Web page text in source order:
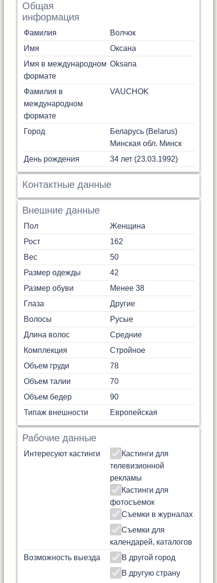
Общая
информация
Фамилия
Волчок
Имя
Оксана
Имя в международном
формате
Oksana
Фамилия в
международном
формате
VAUCHOK
Город
Беларусь (Belarus)
Минская обл. Минск
День рождения
34 лет (23.03.1992)
Контактные данные
Внешние данные
Пол
Женщина
Рост
162
Вес
50
Размер одежды
42
Размер обуви
Менее 38
Глаза
Другие
Волосы
Русые
Длина волос
Средние
Комплекция
Стройное
Объем груди
78
Объем талии
70
Объем бедер
90
Типаж внешности
Европейская
Рабочие данные
Интересуют кастинги
Кастинги для
телевизионной
рекламы
Кастинги для
фотосъемок
Съемки в журналах
Съемки для
календарей, каталогов
Возможность выезда
В другой город
В другую страну